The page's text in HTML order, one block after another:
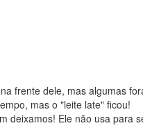
frente dele, mas algumas
mas o "leite late" ficou!
Ele não usa para